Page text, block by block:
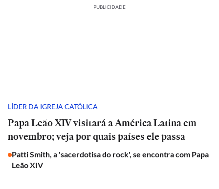
PUBLICIDADE
LÍDER DA IGREJA CATÓLICA
Papa Leão XIV visitará a América Latina em
novembro; veja por quais países ele passa
Patti Smith, a 'sacerdotisa do rock', se encontra com Papa
Leão XIV